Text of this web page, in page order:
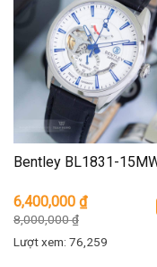
Bentley BL1831-
6,400,000 ₫
8,000,000₫
Lượt xem: 76,259